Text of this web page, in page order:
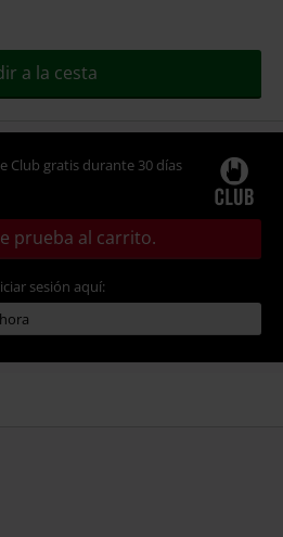
a la cesta
Club gratis durante 30 días
prueba al carrito.
sesión aquí: